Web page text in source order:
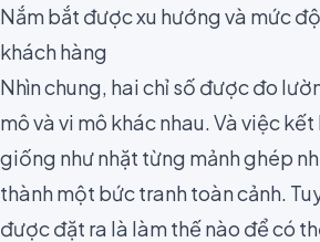
Nắm bắt được xu hướng và mức
khách hàng
Nhìn chung, hai chỉ số được đo
mô và vi mô khác nhau. Và việc
giống như nhặt từng mảnh ghép
thành một bức tranh toàn cảnh.
được đặt ra là làm thế nào để có